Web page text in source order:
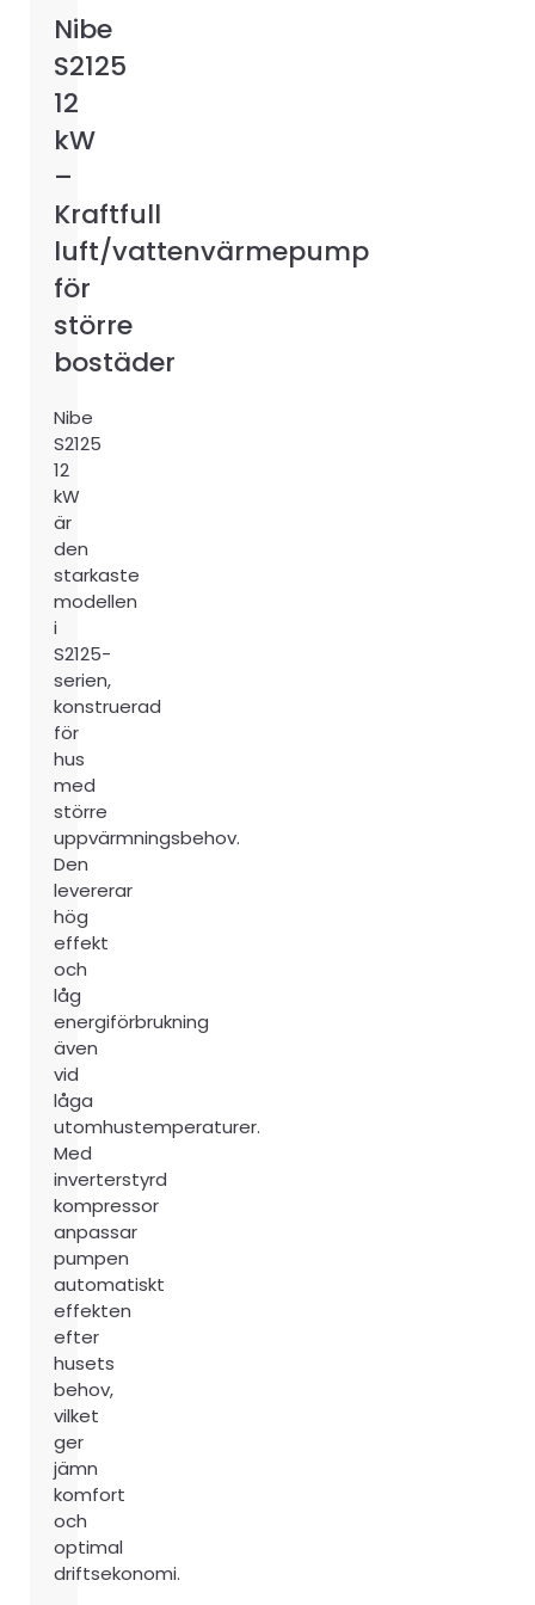
Nibe
S2125
12
kW
–
Kraftfull
luft/vattenvärmepump
för
större
bostäder
Nibe
S2125
12
kW
är
den
starkaste
modellen
i
S2125-
serien,
konstruerad
för
hus
med
större
uppvärmningsbehov.
Den
levererar
hög
effekt
och
låg
energiförbrukning
även
vid
låga
utomhustemperaturer.
Med
inverterstyrd
kompressor
anpassar
pumpen
automatiskt
effekten
efter
husets
behov,
vilket
ger
jämn
komfort
och
optimal
driftsekonomi.